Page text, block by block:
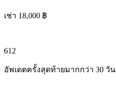
เช่า 18,000 ฿
612
อัพเดตครั้งสุดท้ายมากกว่า 30 วัน